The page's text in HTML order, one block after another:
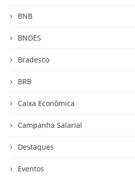
BNB
BNDES
Bradesco
BRB
Caixa Econômica
Campanha Salarial
Destaques
Eventos